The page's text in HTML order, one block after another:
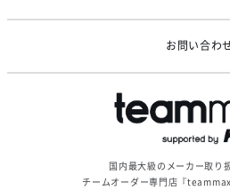
お問い合わ
国内最大級のメーカー取り
チームオーダー専門店『